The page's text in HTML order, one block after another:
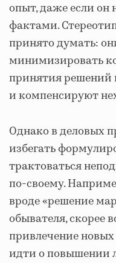
опыт, даже если он
фактами.
принято думать:
минимизировать
принятия решений
и компенсируют
Однако в деловых
избегать
трактоваться
по-своему.
вроде «решение
обывателя, скорее
привлечение
идти о повышении